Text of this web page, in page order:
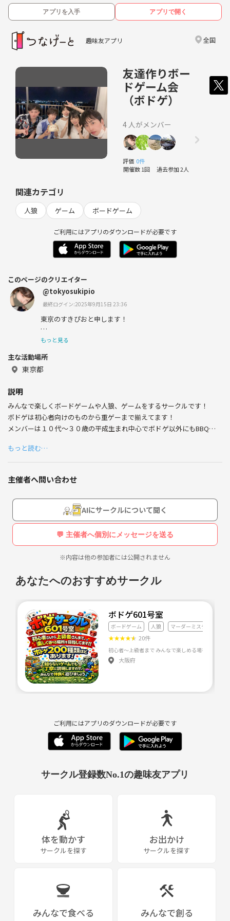
アプリを入手 アプリで開く
趣味友アプリ 全国
友達作りボー
ドゲーム会
（ボドゲ）
4 人がメンバー
評価 0件
開催数 1回 過去参加 2人
関連カテゴリ
人狼 ゲーム ボードゲーム
ご利用にはアプリのダウンロードが必要です
このページのクリエイター
@tokyosukipio
最終ログイン:2025年9月15日 23:36
東京のすきぴおと申します！
ボドゲ大好きです!
カタン、テラフォーミングマーズ、ドミニオン、アバロ
ン、ゴキブリポーカー、人狼、モノポリー、お邪魔者など
もっと見る
主な活動場所
東京都
説明
みんなで楽しくボードゲームや人狼、ゲームをするサークルです！
ボドゲは初心者向けのものから重ゲーまで揃えてます！
メンバーは１０代～３０歳の平成生まれ中心でボドゲ以外にもBBQやタ
もっと読む…
主催者へ問い合わせ
AIにサークルについて聞く
💬 主催者へ個別にメッセージを送る
※内容は他の参加者には公開されません
あなたへのおすすめサークル
ボドゲ601号室
ボードゲーム 人狼 マーダーミステリー
★★★★★ 20件
大阪府
ご利用にはアプリのダウンロードが必要です
サークル登録数No.1の趣味友アプリ
体を動かす
サークルを探す
お出かけ
サークルを探す
みんなで食べる みんなで創る